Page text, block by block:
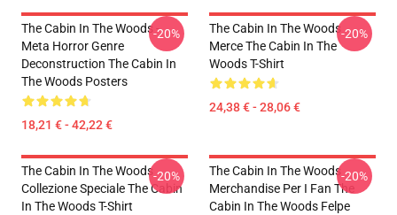
The Cabin In The Woods -
Meta Horror Genre
Deconstruction The Cabin In
The Woods Posters
18,21 € - 42,22 €
-20%
The Cabin In The Woods
Merce The Cabin In The
Woods T-Shirt
24,38 € - 28,06 €
-20%
The Cabin In The Woods
Collezione Speciale The Cabin
In The Woods T-Shirt
-20%
The Cabin In The Woods
Merchandise Per I Fan The
Cabin In The Woods Felpe
-20%